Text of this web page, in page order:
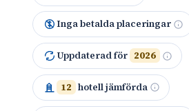
Inga betalda placeringar
Uppdaterad för 2026
12 hotell jämförda